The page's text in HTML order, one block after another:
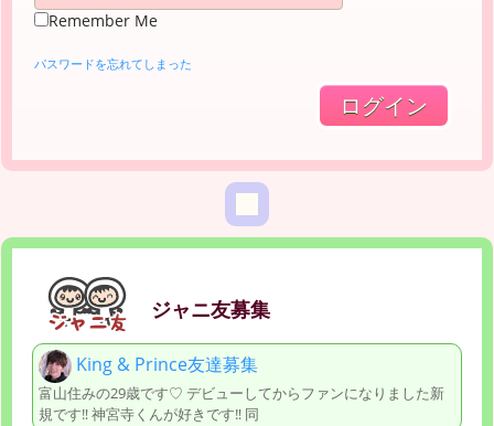
Remember Me
パスワードを忘れてしまった
ジャニ友募集
King & Prince友達募集
富山住みの29歳です♡ デビューしてからファンになりました新
規です‼︎ 神宮寺くんが好きです‼︎ 同